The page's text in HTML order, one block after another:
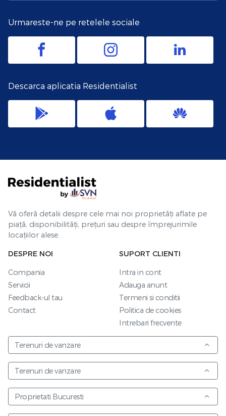
Urmareste-ne pe retelele sociale
Descarca aplicatia Residentialist
Vă oferă detalii despre cele mai noi proprietăți aflate pe
piață, disponibilități, prețuri sau despre împrejurimile
locațiilor alese.
DESPRE NOI
Compania
Servicii
Feedback-ul tau
Contact
SUPORT CLIENTI
Intra in cont
Adauga anunt
Termeni si conditii
Politica de cookies
Intrebari frecvente
Terenuri de vanzare
Terenuri de vanzare
Proprietati Bucuresti